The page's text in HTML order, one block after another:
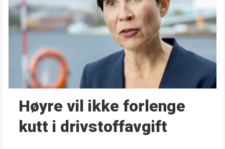
Høyre vil ikke forlenge
kutt i drivstoffavgift